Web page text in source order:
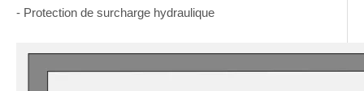
- Protection de surcharge hydraulique